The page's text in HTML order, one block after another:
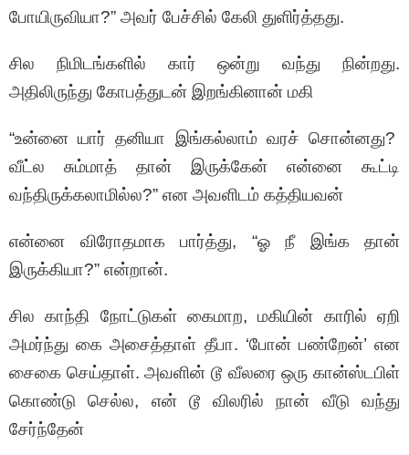
போயிருவியா?” அவர் பேச்சில் கேலி துளிர்த்தது.
சில நிமிடங்களில் கார் ஒன்று வந்து நின்றது.
அதிலிருந்து கோபத்துடன் இறங்கினான் மகி
“உன்னை யார் தனியா இங்கல்லாம் வரச் சொன்னது?
வீட்ல சும்மாத் தான் இருக்கேன் என்னை கூட்டி
வந்திருக்கலாமில்ல?” என அவளிடம் கத்தியவன்
என்னை விரோதமாக பார்த்து, “ஓ நீ இங்க தான்
இருக்கியா?” என்றான்.
சில காந்தி நோட்டுகள் கைமாற, மகியின் காரில் ஏறி
அமர்ந்து கை அசைத்தாள் தீபா. ‘போன் பண்றேன்’ என
சைகை செய்தாள். அவளின் டூ வீலரை ஒரு கான்ஸ்டபிள்
கொண்டு செல்ல, என் டூ விலரில் நான் வீடு வந்து
சேர்ந்தேன்